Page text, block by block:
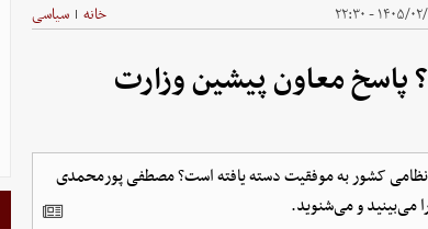
۰۲/۱۲ - ۲۲:۳۰ خانه | سیاسی
پاسخ معاون پیشین وزارت
کشور به موفقیت دسته یافته است؟ مصطفی پورمحمدی
می‌بینید و می‌شنوید.